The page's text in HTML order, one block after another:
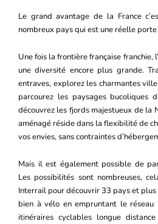
Le grand avantage de la France
nombreux pays qui est une réelle
Une fois la frontière française franchie,
une diversité encore plus grande.
entraves, explorez les charmantes
parcourez les paysages bucoliques
découvrez les fjords majestueux de la
aménagé réside dans la flexibilité de
vos envies, sans contraintes
Mais il est également possible de
Les possibilités sont nombreuses,
Interrail pour découvrir 33 pays et
bien à vélo en empruntant le réseau
itinéraires cyclables longue